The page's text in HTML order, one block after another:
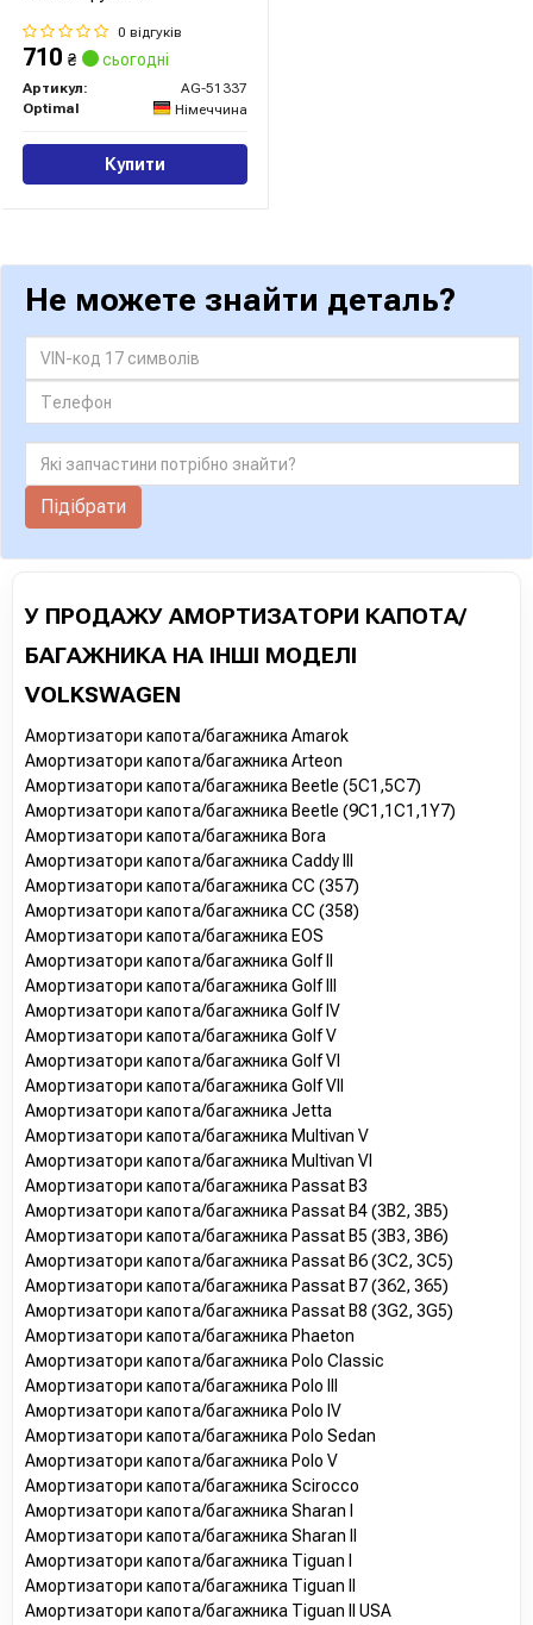
0 відгуків
710 ₴ сьогодні
Артикул:
AG-51337
Optimal
Німеччина
Купити
Не можете знайти деталь?
Підібрати
У ПРОДАЖУ АМОРТИЗАТОРИ КАПОТА/
БАГАЖНИКА НА ІНШІ МОДЕЛІ
VOLKSWAGEN
Амортизатори капота/багажника Amarok
Амортизатори капота/багажника Arteon
Амортизатори капота/багажника Beetle (5C1,5C7)
Амортизатори капота/багажника Beetle (9C1,1C1,1Y7)
Амортизатори капота/багажника Bora
Амортизатори капота/багажника Caddy III
Амортизатори капота/багажника CC (357)
Амортизатори капота/багажника CC (358)
Амортизатори капота/багажника EOS
Амортизатори капота/багажника Golf II
Амортизатори капота/багажника Golf III
Амортизатори капота/багажника Golf IV
Амортизатори капота/багажника Golf V
Амортизатори капота/багажника Golf VI
Амортизатори капота/багажника Golf VII
Амортизатори капота/багажника Jetta
Амортизатори капота/багажника Multivan V
Амортизатори капота/багажника Multivan VI
Амортизатори капота/багажника Passat B3
Амортизатори капота/багажника Passat B4 (3B2, 3B5)
Амортизатори капота/багажника Passat B5 (3B3, 3B6)
Амортизатори капота/багажника Passat B6 (3C2, 3C5)
Амортизатори капота/багажника Passat B7 (362, 365)
Амортизатори капота/багажника Passat B8 (3G2, 3G5)
Амортизатори капота/багажника Phaeton
Амортизатори капота/багажника Polo Classic
Амортизатори капота/багажника Polo III
Амортизатори капота/багажника Polo IV
Амортизатори капота/багажника Polo Sedan
Амортизатори капота/багажника Polo V
Амортизатори капота/багажника Scirocco
Амортизатори капота/багажника Sharan I
Амортизатори капота/багажника Sharan II
Амортизатори капота/багажника Tiguan I
Амортизатори капота/багажника Tiguan II
Амортизатори капота/багажника Tiguan II USA